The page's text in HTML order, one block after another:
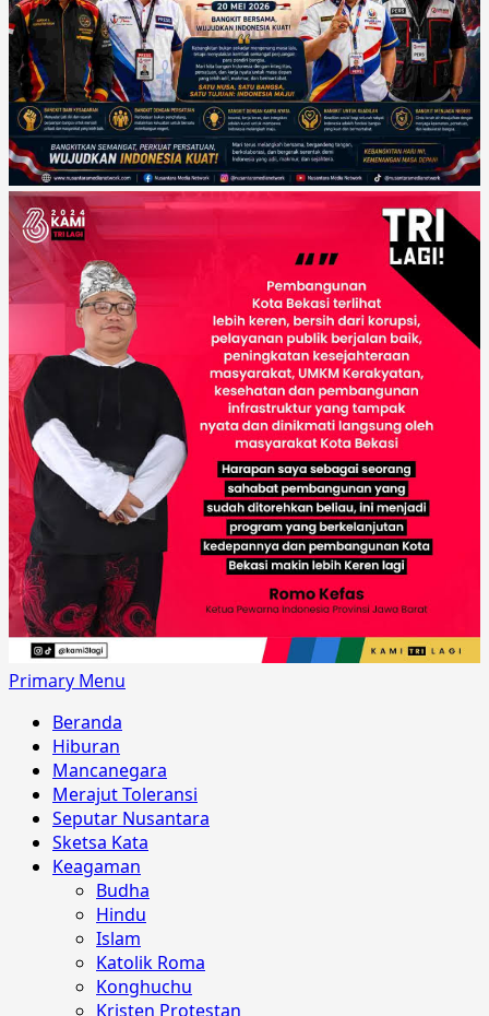
Primary Menu
Beranda
Hiburan
Mancanegara
Merajut Toleransi
Seputar Nusantara
Sketsa Kata
Keagaman
Budha
Hindu
Islam
Katolik Roma
Konghuchu
Kristen Protestan